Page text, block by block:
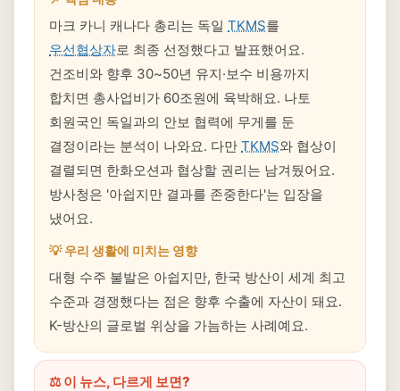
마크 카니 캐나다 총리는 독일 TKMS를
우선협상자로 최종 선정했다고 발표했어요.
건조비와 향후 30~50년 유지·보수 비용까지
합치면 총사업비가 60조원에 육박해요. 나토
회원국인 독일과의 안보 협력에 무게를 둔
결정이라는 분석이 나와요. 다만 TKMS와 협상이
결렬되면 한화오션과 협상할 권리는 남겨뒀어요.
방사청은 '아쉽지만 결과를 존중한다'는 입장을
냈어요.
💡 우리 생활에 미치는 영향
대형 수주 불발은 아쉽지만, 한국 방산이 세계 최고
수준과 경쟁했다는 점은 향후 수출에 자산이 돼요.
K-방산의 글로벌 위상을 가늠하는 사례예요.
⚖️ 이 뉴스, 다르게 보면?